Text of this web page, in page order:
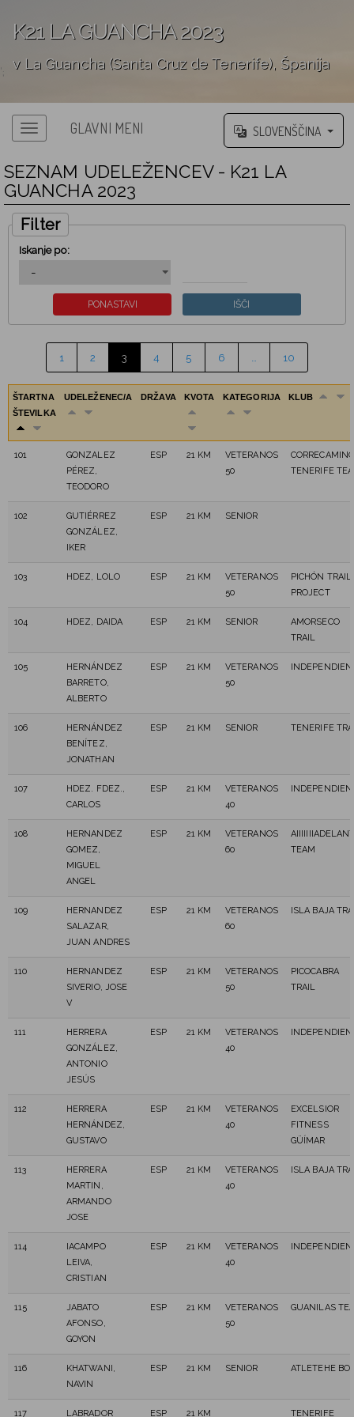
K21 LA GUANCHA 2023
v La Guancha (Santa Cruz de Tenerife), Španija
';
GLAVNI MENI SLOVENŠČINA
SEZNAM UDELEŽENCEV - K21 LA
GUANCHA 2023
Filter
Iskanje po:
1 2 3 4 5 6 10
ŠTARTNA
ŠTEVILKA
UDELEŽENEC/A DRŽAVA KVOTA KATEGORIJA KLUB
101
GONZALEZ
PÉREZ,
TEODORO
ESP 21 KM
VETERANOS
50
TENERIFE
102
GUTIÉRREZ
GONZÁLEZ,
IKER
ESP 21 KM SENIOR
103 HDEZ, LOLO ESP 21 KM
VETERANOS
50
PICHÓN TRAIL
PROJECT
104 HDEZ, DAIDA ESP 21 KM SENIOR
AMORSECO
TRAIL
105
HERNÁNDEZ
BARRETO,
ALBERTO
ESP 21 KM
VETERANOS
50
106
HERNÁNDEZ
BENÍTEZ,
JONATHAN
ESP 21 KM SENIOR TENERIFE
107
HDEZ. FDEZ.,
CARLOS
ESP 21 KM
VETERANOS
40
108
HERNANDEZ
GOMEZ,
MIGUEL
ANGEL
ESP 21 KM
VETERANOS
60
TEAM
109
HERNANDEZ
SALAZAR,
JUAN ANDRES
ESP 21 KM
VETERANOS
60
ISLA BAJA
110
HERNANDEZ
SIVERIO, JOSE
V
ESP 21 KM
VETERANOS
50
PICOCABRA
TRAIL
111
HERRERA
GONZÁLEZ,
ANTONIO
JESÚS
ESP 21 KM
VETERANOS
40
112
HERRERA
HERNÁNDEZ,
GUSTAVO
ESP 21 KM
VETERANOS
40
EXCELSIOR
FITNESS
GÜÍMAR
113
HERRERA
MARTIN,
ARMANDO
JOSE
ESP 21 KM
VETERANOS
40
ISLA BAJA
114
IACAMPO
LEIVA,
CRISTIAN
ESP 21 KM
VETERANOS
40
115
JABATO
AFONSO,
GOYON
ESP 21 KM
VETERANOS
50
GUANILAS
116
KHATWANI,
NAVIN
ESP 21 KM SENIOR ATLETEHE
117 LABRADOR ESP 21 KM TENERIFE